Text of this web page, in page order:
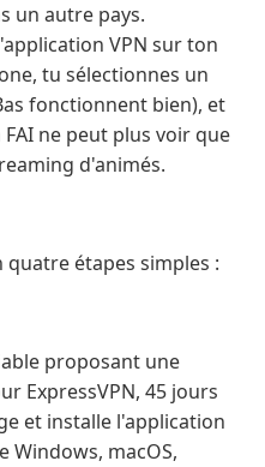
un autre pays.
VPN sur ton
tu sélectionnes un
fonctionnent bien), et
ne peut plus voir que
d'animés.
étapes simples :
proposant une
ExpressVPN, 45 jours
et installe l'application
Windows, macOS,